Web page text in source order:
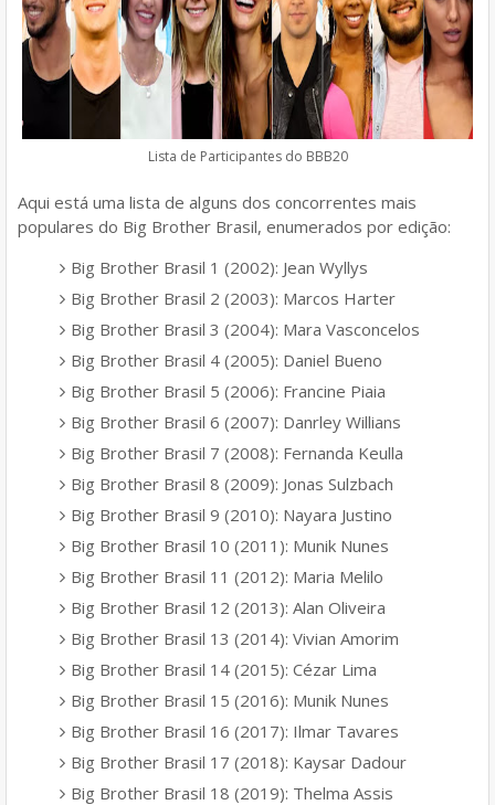
Lista de Participantes do BBB20
Aqui está uma lista de alguns dos concorrentes mais
populares do Big Brother Brasil, enumerados por edição:
Big Brother Brasil 1 (2002): Jean Wyllys
Big Brother Brasil 2 (2003): Marcos Harter
Big Brother Brasil 3 (2004): Mara Vasconcelos
Big Brother Brasil 4 (2005): Daniel Bueno
Big Brother Brasil 5 (2006): Francine Piaia
Big Brother Brasil 6 (2007): Danrley Willians
Big Brother Brasil 7 (2008): Fernanda Keulla
Big Brother Brasil 8 (2009): Jonas Sulzbach
Big Brother Brasil 9 (2010): Nayara Justino
Big Brother Brasil 10 (2011): Munik Nunes
Big Brother Brasil 11 (2012): Maria Melilo
Big Brother Brasil 12 (2013): Alan Oliveira
Big Brother Brasil 13 (2014): Vivian Amorim
Big Brother Brasil 14 (2015): Cézar Lima
Big Brother Brasil 15 (2016): Munik Nunes
Big Brother Brasil 16 (2017): Ilmar Tavares
Big Brother Brasil 17 (2018): Kaysar Dadour
Big Brother Brasil 18 (2019): Thelma Assis